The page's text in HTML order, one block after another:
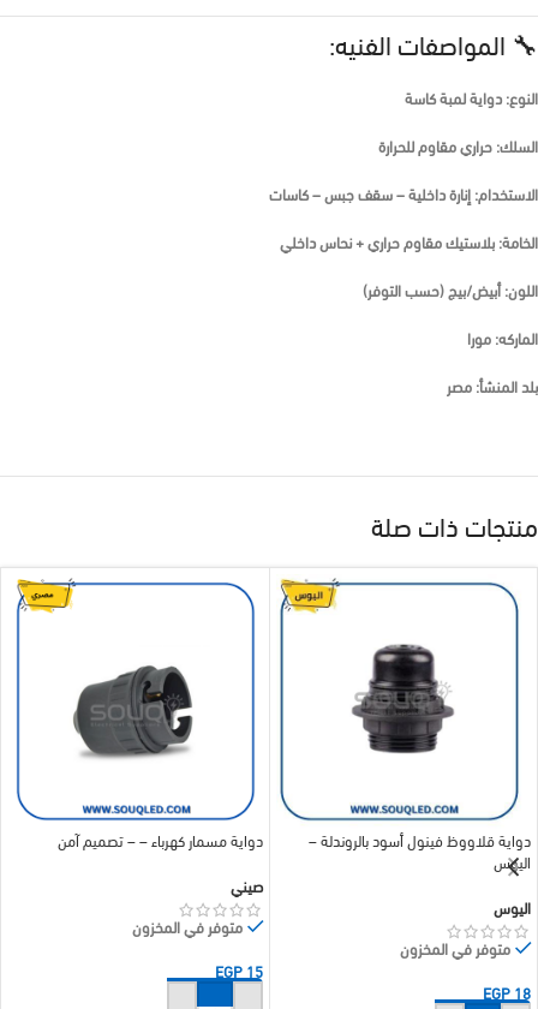
🔧 المواصفات الفنيه:
النوع: دواية لمبة كاسة
السلك: حراري مقاوم للحرارة
الاستخدام: إنارة داخلية – سقف جبس – كاسات
الخامة: بلاستيك مقاوم حراري + نحاس داخلي
اللون: أبيض/بيج (حسب التوفر)
الماركه: مورا
بلد المنشأ: مصر
منتجات ذات صلة
دواية قلاووظ فينول أسود بالروندلة –
اليوس
اليوس
متوفر في المخزون
EGP18
دواية مسمار كهرباء – – تصميم آمن
صيني
متوفر في المخزون
EGP15